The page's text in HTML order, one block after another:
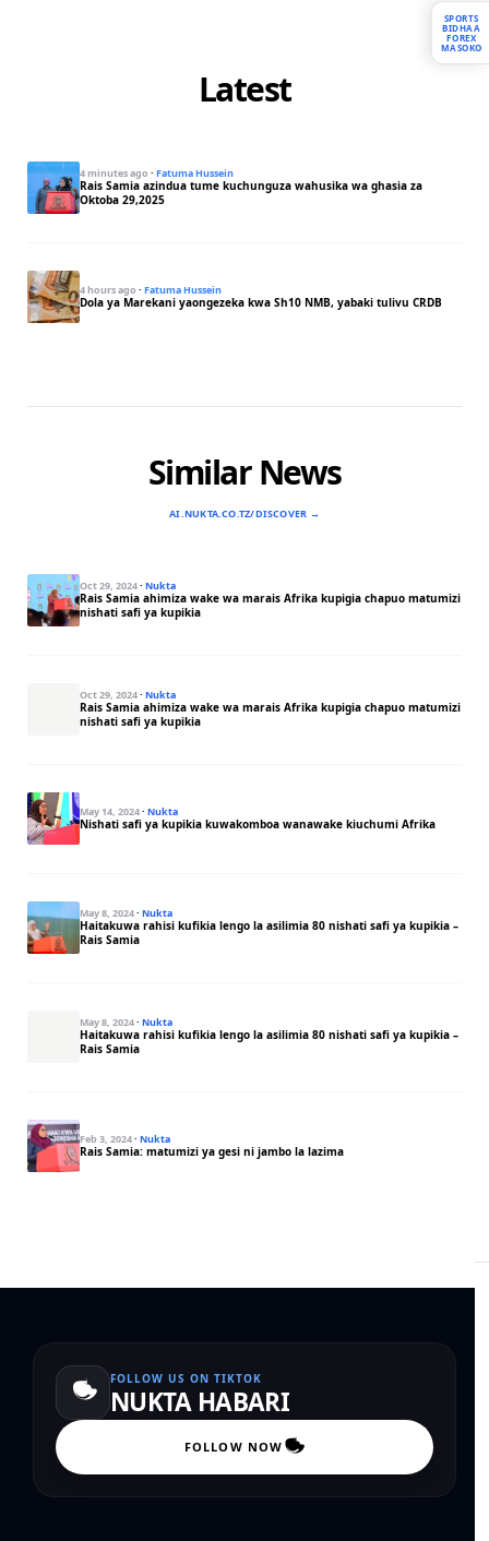
Latest
4 minutes ago · Fatuma Hussein
Rais Samia azindua tume kuchunguza wahusika wa ghasia za
Oktoba 29,2025
4 hours ago · Fatuma Hussein
Dola ya Marekani yaongezeka kwa Sh10 NMB, yabaki tulivu CRDB
Similar News
AI.NUKTA.CO.TZ/DISCOVER →
Oct 29, 2024· Nukta
Rais Samia ahimiza wake wa marais Afrika kupigia chapuo matumizi
nishati safi ya kupikia
Oct 29, 2024· Nukta
Rais Samia ahimiza wake wa marais Afrika kupigia chapuo matumizi
nishati safi ya kupikia
May 14, 2024· Nukta
Nishati safi ya kupikia kuwakomboa wanawake kiuchumi Afrika
May 8, 2024· Nukta
Haitakuwa rahisi kufikia lengo la asilimia 80 nishati safi ya kupikia –
Rais Samia
May 8, 2024· Nukta
Haitakuwa rahisi kufikia lengo la asilimia 80 nishati safi ya kupikia –
Rais Samia
Feb 3, 2024· Nukta
Rais Samia: matumizi ya gesi ni jambo la lazima
SPORTS
BIDHAA
FOREX
MASOKO
FOLLOW US ON TIKTOK
NUKTA HABARI
FOLLOW NOW